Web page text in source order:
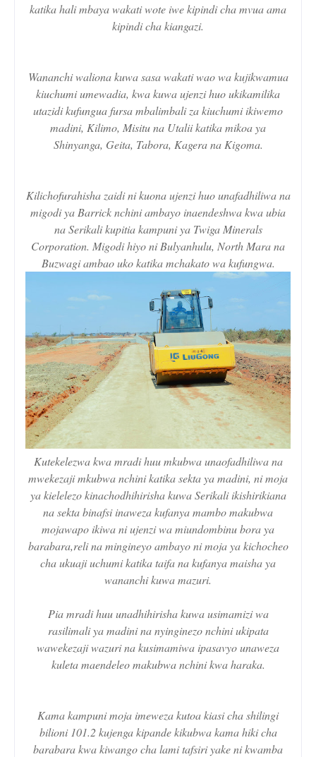
katika hali mbaya wakati wote iwe kipindi cha mvua ama
kipindi cha kiangazi.
Wananchi waliona kuwa sasa wakati wao wa kujikwamua
kiuchumi umewadia, kwa kuwa ujenzi huo ukikamilika
utazidi kufungua fursa mbalimbali za kiuchumi ikiwemo
madini, Kilimo, Misitu na Utalii katika mikoa ya
Shinyanga, Geita, Tabora, Kagera na Kigoma.
Kilichofurahisha zaidi ni kuona ujenzi huo unafadhiliwa na
migodi ya Barrick nchini ambayo inaendeshwa kwa ubia
na Serikali kupitia kampuni ya Twiga Minerals
Corporation. Migodi hiyo ni Bulyanhulu, North Mara na
Buzwagi ambao uko katika mchakato wa kufungwa.
Kutekelezwa kwa mradi huu mkubwa unaofadhiliwa na
mwekezaji mkubwa nchini katika sekta ya madini, ni moja
ya kielelezo kinachodhihirisha kuwa Serikali ikishirikiana
na sekta binafsi inaweza kufanya mambo makubwa
mojawapo ikiwa ni ujenzi wa miundombinu bora ya
barabara,reli na mingineyo ambayo ni moja ya kichocheo
cha ukuaji uchumi katika taifa na kufanya maisha ya
wananchi kuwa mazuri.
Pia mradi huu unadhihirisha kuwa usimamizi wa
rasilimali ya madini na nyinginezo nchini ukipata
wawekezaji wazuri na kusimamiwa ipasavyo unaweza
kuleta maendeleo makubwa nchini kwa haraka.
Kama kampuni moja imeweza kutoa kiasi cha shilingi
bilioni 101.2 kujenga kipande kikubwa kama hiki cha
barabara kwa kiwango cha lami tafsiri yake ni kwamba